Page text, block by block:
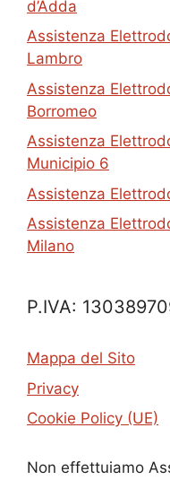
d’Adda
Assistenza
Lambro
Assistenza
Borromeo
Assistenza
Municipio 6
Assistenza
Assistenza
Milano
P.IVA:
Mappa del Sito
Privacy
Cookie Policy (UE)
Non effettuiamo